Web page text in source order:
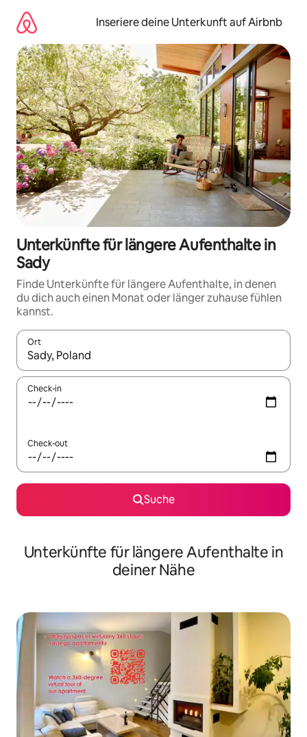
Inhalten
springen
Inseriere deine Unterkunft auf Airbnb
Unterkünfte für längere Aufenthalte in
Sady
Finde Unterkünfte für längere Aufenthalte, in denen
du dich auch einen Monat oder länger zuhause fühlen
kannst.
Ort
Wenn Ergebnisse verfügbar sind, navigiere mit den
Check-in
Check-out
Suche
Unterkünfte für längere Aufenthalte in
deiner Nähe